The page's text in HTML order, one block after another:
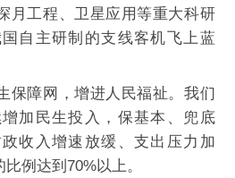
月工程、卫星应用等重大科研
自主研制的支线客机飞上蓝
障网，增进人民福祉。我们
加民生投入，保基本、兜底
收入增速放缓、支出压力加
例达到70%以上。